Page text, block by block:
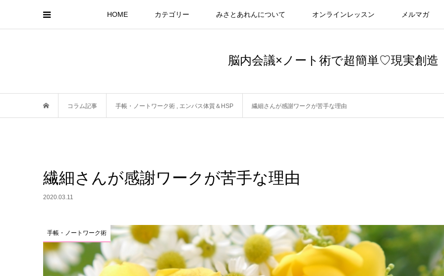
HOME カテゴリー みさとあれんについて オンラインレッスン メルマガ
脳内会議×ノート術で超簡単♡現実創造
コラム記事 手帳・ノートワーク術 , エンパス体質＆HSP 繊細さんが感謝ワークが苦手な理由
繊細さんが感謝ワークが苦手な理由
2020.03.11
手帳・ノートワーク術